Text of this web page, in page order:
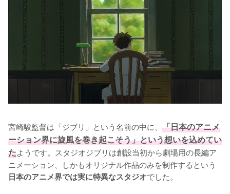
宮崎駿監督は「ジブリ」という名前の中に、 「日本のアニメ
ーション界に旋風を巻き起こそう」という想いを込めてい
たようです。スタジオジブリは創設当初から劇場用の長編ア
ニメーション、しかもオリジナル作品のみを制作するという
日本のアニメ界では実に特異なスタジオでした。